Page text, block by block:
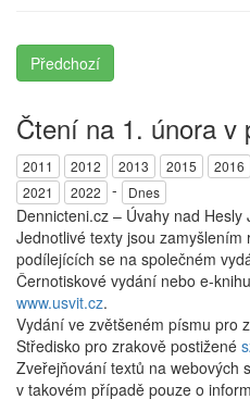
Předchozí
Čtení na 1. února v
2011 2012 2013 2015 2016
2021
2022 - Dnes
Dennicteni.cz – Úvahy nad Hesly
Jednotlivé texty jsou
podílejících se na společném
Černotiskové vydání nebo e-
www.usvit.cz.
Vydání ve zvětšeném písmu pro
Středisko pro zrakově postižené
Zveřejňování textů na webových
v takovém případě pouze o